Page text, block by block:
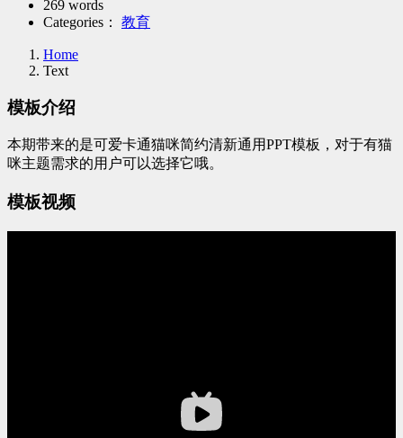
269 words
Categories：
教育
Home
Text
模板介绍
本期带来的是可爱卡通猫咪简约清新通用PPT模板，对于有猫
咪主题需求的用户可以选择它哦。
模板视频